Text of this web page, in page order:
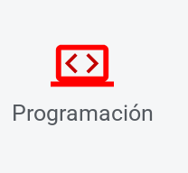
Programación